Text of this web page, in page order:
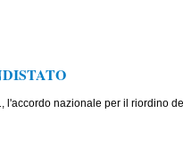
nazionale per il